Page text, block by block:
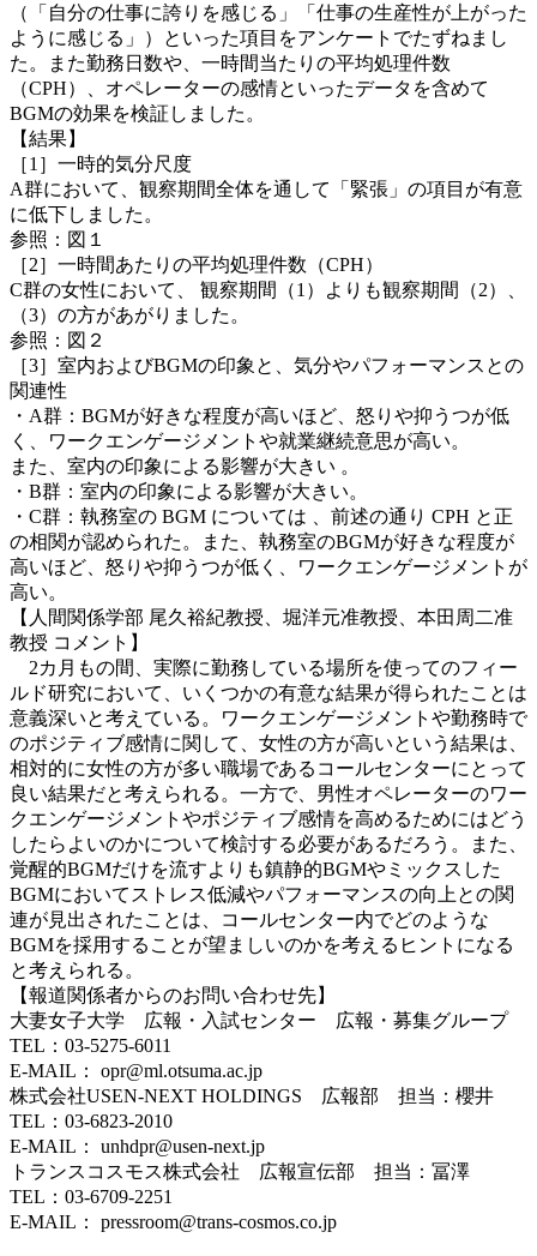
（「自分の仕事に誇りを感じる」「仕事の生産性が上がった
ように感じる」）といった項目をアンケートでたずねまし
た。また勤務日数や、一時間当たりの平均処理件数
（CPH）、オペレーターの感情といったデータを含めて
BGMの効果を検証しました。
【結果】
［1］一時的気分尺度
A群において、観察期間全体を通して「緊張」の項目が有意
に低下しました。
参照：図１
［2］一時間あたりの平均処理件数（CPH）
C群の女性において、 観察期間（1）よりも観察期間（2）、
（3）の方があがりました。
参照：図２
［3］室内およびBGMの印象と、気分やパフォーマンスとの
関連性
・A群：BGMが好きな程度が高いほど、怒りや抑うつが低
く、ワークエンゲージメントや就業継続意思が高い。
また、室内の印象による影響が大きい 。
・B群：室内の印象による影響が大きい。
・C群：執務室の BGM については 、前述の通り CPH と正
の相関が認められた。また、執務室のBGMが好きな程度が
高いほど、怒りや抑うつが低く、ワークエンゲージメントが
高い。
【人間関係学部 尾久裕紀教授、堀洋元准教授、本田周二准
教授 コメント】
2カ月もの間、実際に勤務している場所を使ってのフィー
ルド研究において、いくつかの有意な結果が得られたことは
意義深いと考えている。ワークエンゲージメントや勤務時で
のポジティブ感情に関して、女性の方が高いという結果は、
相対的に女性の方が多い職場であるコールセンターにとって
良い結果だと考えられる。一方で、男性オペレーターのワー
クエンゲージメントやポジティブ感情を高めるためにはどう
したらよいのかについて検討する必要があるだろう。また、
覚醒的BGMだけを流すよりも鎮静的BGMやミックスした
BGMにおいてストレス低減やパフォーマンスの向上との関
連が見出されたことは、コールセンター内でどのような
BGMを採用することが望ましいのかを考えるヒントになる
と考えられる。
【報道関係者からのお問い合わせ先】
大妻女子大学 広報・入試センター 広報・募集グループ
TEL：03-5275-6011
E-MAIL： opr@ml.otsuma.ac.jp
株式会社USEN-NEXT HOLDINGS 広報部 担当：櫻井
TEL：03‐6823‐2010
E-MAIL： unhdpr@usen-next.jp
トランスコスモス株式会社 広報宣伝部 担当：冨澤
TEL：03-6709-2251
E-MAIL： pressroom@trans-cosmos.co.jp